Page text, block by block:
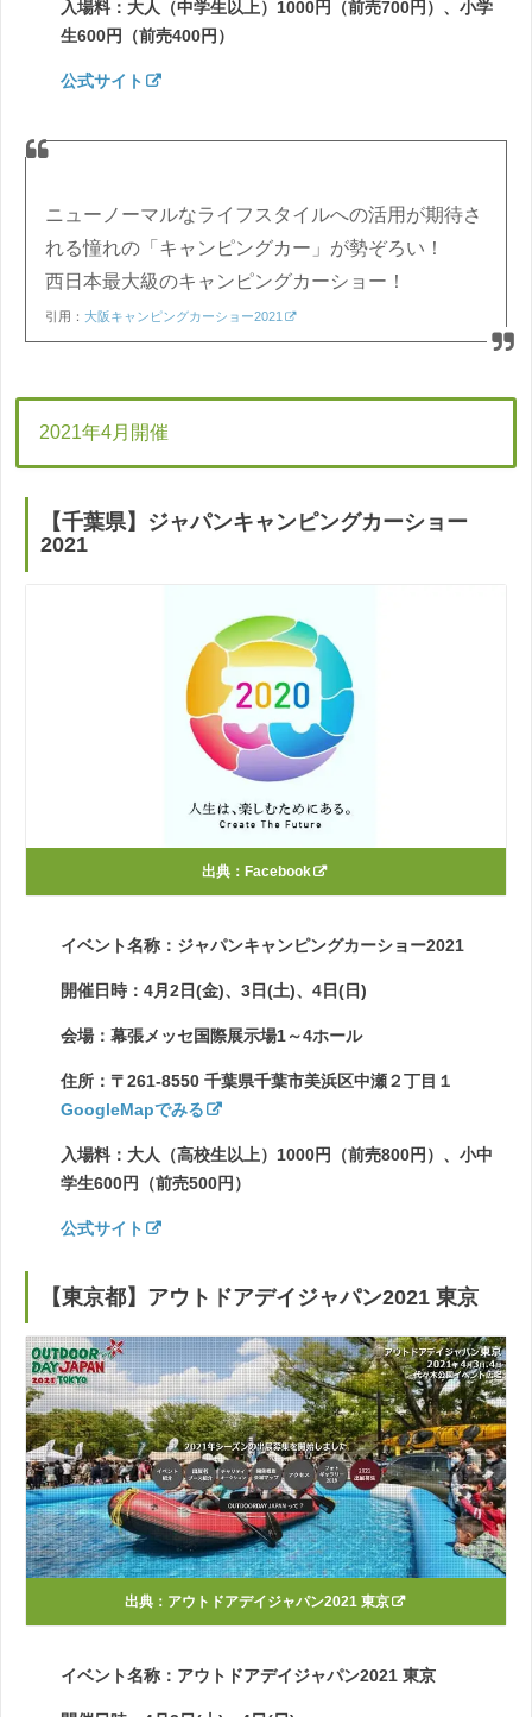
入場料：大人（中学生以上）1000円（前売700円）、小学
生600円（前売400円）
公式サイト
ニューノーマルなライフスタイルへの活用が期待さ
れる憧れの「キャンピングカー」が勢ぞろい！
西日本最大級のキャンピングカーショー！
引用：大阪キャンピングカーショー2021
2021年4月開催
【千葉県】ジャパンキャンピングカーショー
2021
出典： Facebook
イベント名称：ジャパンキャンピングカーショー2021
開催日時：4月2日(金)、3日(土)、4日(日)
会場：幕張メッセ国際展示場1～4ホール
住所：〒261-8550 千葉県千葉市美浜区中瀬２丁目１
GoogleMapでみる
入場料：大人（高校生以上）1000円（前売800円）、小中
学生600円（前売500円）
公式サイト
【東京都】アウトドアデイジャパン2021 東京
出典： アウトドアデイジャパン2021 東京
イベント名称：アウトドアデイジャパン2021 東京